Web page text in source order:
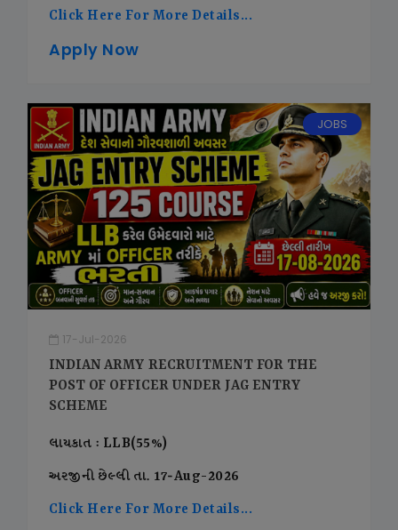
Click Here For More Details...
Apply Now
JOBS
17-Jul-2026
INDIAN ARMY RECRUITMENT FOR THE
POST OF OFFICER UNDER JAG ENTRY
SCHEME
લાયકાત : LLB(55%)
અરજીની છેલ્લી તા. 17-Aug-2026
Click Here For More Details...